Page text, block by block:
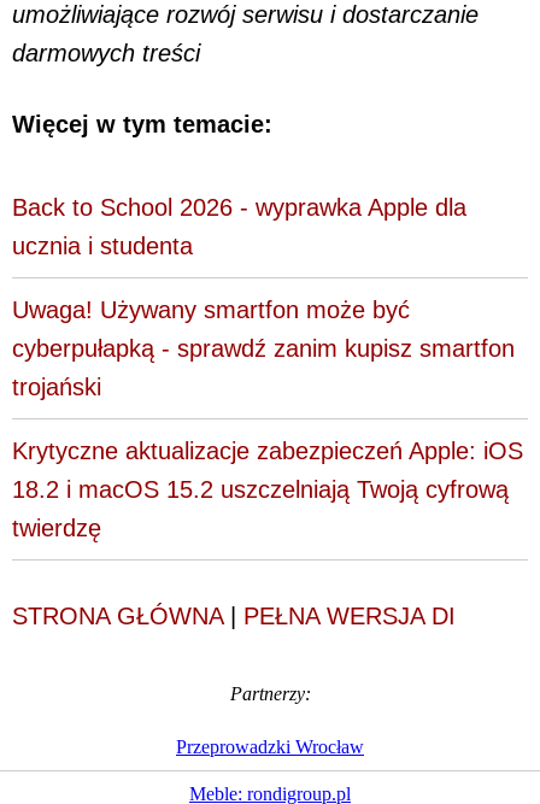
umożliwiające rozwój serwisu i dostarczanie
darmowych treści
Więcej w tym temacie:
Back to School 2026 - wyprawka Apple dla
ucznia i studenta
Uwaga! Używany smartfon może być
cyberpułapką - sprawdź zanim kupisz smartfon
trojański
Krytyczne aktualizacje zabezpieczeń Apple: iOS
18.2 i macOS 15.2 uszczelniają Twoją cyfrową
twierdzę
STRONA GŁÓWNA| PEŁNA WERSJA DI
Partnerzy:
Przeprowadzki Wrocław
Meble: rondigroup.pl